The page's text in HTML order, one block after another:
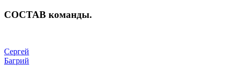
СОСТАВ команды.
Сергей
Багрий